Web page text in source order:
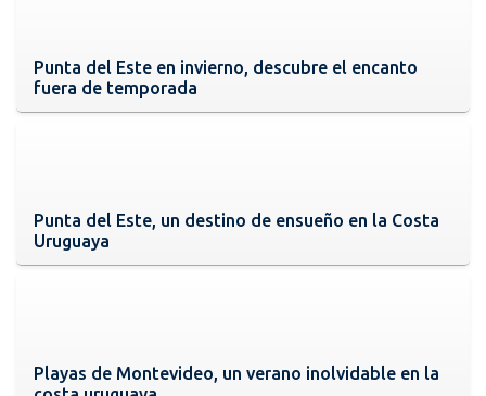
Punta del Este en invierno, descubre el encanto
fuera de temporada
Punta del Este, un destino de ensueño en la Costa
Uruguaya
Playas de Montevideo, un verano inolvidable en la